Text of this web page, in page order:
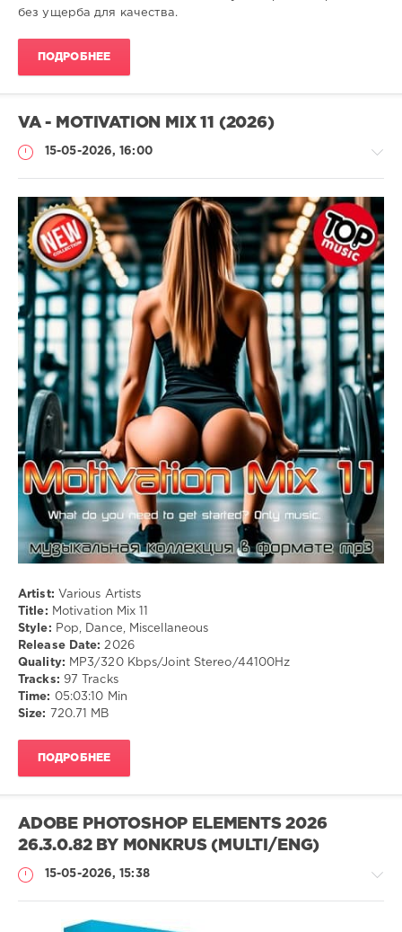
без ущерба для качества.
ПОДРОБНЕЕ
VA - MOTIVATION MIX 11 (2026)
15-05-2026, 16:00
Музыка
drakon-
55
77
Pop
Dance
Miscellaneous
Artist: Various Artists
Title: Motivation Mix 11
Style: Pop, Dance, Miscellaneous
Release Date: 2026
Quality: MP3/320 Kbps/Joint Stereo/44100Hz
Tracks: 97 Tracks
Time: 05:03:10 Min
Size:
720.71 MB
ПОДРОБНЕЕ
ADOBE PHOTOSHOP ELEMENTS 2026
26.3.0.82 BY M0NKRUS (MULTI/ENG)
15-05-2026, 15:38